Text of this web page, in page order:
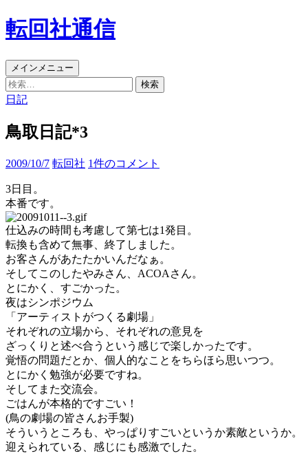
コ
ン
ン
ツ
へ
ス
キ
ッ
転回社通信
検
索
メインメニュー
検
索:
日記
鳥取日記*3
2009/10/7 転回社 1件のコメント
3日目。
本番です。
仕込みの時間も考慮して第七は1発目。
転換も含めて無事、終了しました。
お客さんがあたたかいんだなぁ。
そしてこのしたやみさん、ACOAさん。
とにかく、すごかった。
夜はシンポジウム
「アーティストがつくる劇場」
それぞれの立場から、それぞれの意見を
ざっくりと述べ合うという感じで楽しかったです。
覚悟の問題だとか、個人的なことをちらほら思いつつ。
とにかく勉強が必要ですね。
そしてまた交流会。
ごはんが本格的ですごい！
(鳥の劇場の皆さんお手製)
そういうところも、やっぱりすごいというか素敵というか。
迎えられている、感じにも感激でした。